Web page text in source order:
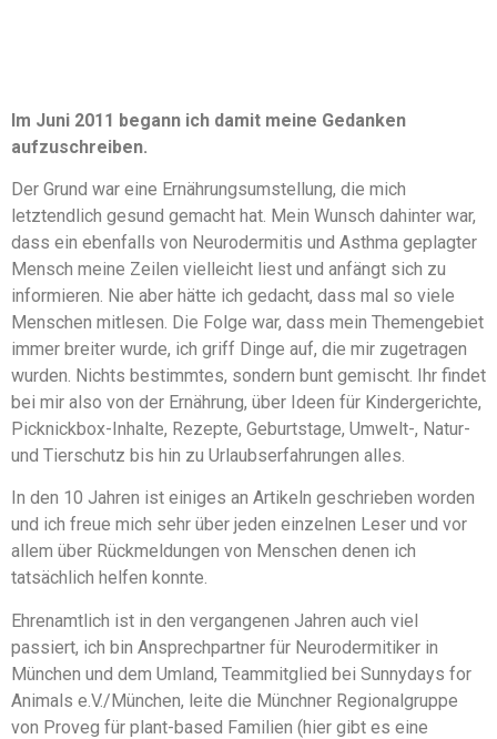
Im Juni 2011 begann ich damit meine Gedanken
aufzuschreiben.
Der Grund war eine Ernährungsumstellung, die mich
letztendlich gesund gemacht hat. Mein Wunsch dahinter war,
dass ein ebenfalls von Neurodermitis und Asthma geplagter
Mensch meine Zeilen vielleicht liest und anfängt sich zu
informieren. Nie aber hätte ich gedacht, dass mal so viele
Menschen mitlesen. Die Folge war, dass mein Themengebiet
immer breiter wurde, ich griff Dinge auf, die mir zugetragen
wurden. Nichts bestimmtes, sondern bunt gemischt. Ihr findet
bei mir also von der Ernährung, über Ideen für Kindergerichte,
Picknickbox-Inhalte, Rezepte, Geburtstage, Umwelt-, Natur-
und Tierschutz bis hin zu Urlaubserfahrungen alles.
In den 10 Jahren ist einiges an Artikeln geschrieben worden
und ich freue mich sehr über jeden einzelnen Leser und vor
allem über Rückmeldungen von Menschen denen ich
tatsächlich helfen konnte.
Ehrenamtlich ist in den vergangenen Jahren auch viel
passiert, ich bin Ansprechpartner für Neurodermitiker in
München und dem Umland, Teammitglied bei Sunnydays for
Animals e.V./München, leite die Münchner Regionalgruppe
von Proveg für plant-based Familien (hier gibt es eine